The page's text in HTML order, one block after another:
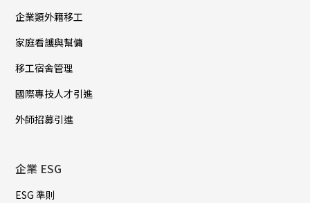
企業類外籍移工
家庭看護與幫傭
移工宿舍管理
國際專技人才引進
外師招募引進
企業 ESG
ESG 準則